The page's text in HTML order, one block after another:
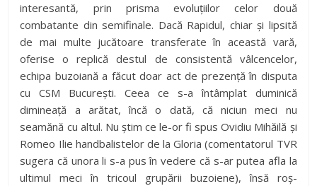
interesantă, prin prisma evoluțiilor celor două
combatante din semifinale. Dacă Rapidul, chiar și lipsită
de mai multe jucătoare transferate în această vară,
oferise o replică destul de consistentă vâlcencelor,
echipa buzoiană a făcut doar act de prezență în disputa
cu CSM București. Ceea ce s-a întâmplat duminică
dimineață a arătat, încă o dată, că niciun meci nu
seamănă cu altul. Nu știm ce le-or fi spus Ovidiu Mihăilă și
Romeo Ilie handbalistelor de la Gloria (comentatorul TVR
sugera că unora li s-a pus în vedere că s-ar putea afla la
ultimul meci în tricoul grupării buzoiene), însă roș-